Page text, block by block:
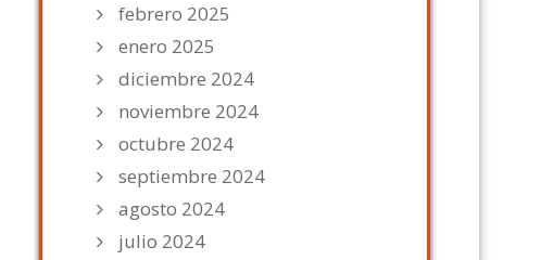
febrero 2025
enero 2025
diciembre 2024
noviembre 2024
octubre 2024
septiembre 2024
agosto 2024
julio 2024